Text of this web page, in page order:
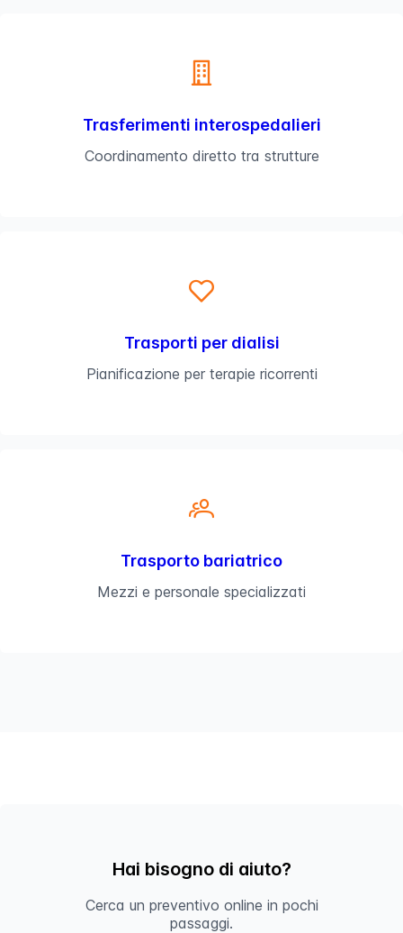
Trasferimenti interospedalieri
Coordinamento diretto tra strutture
Trasporti per dialisi
Pianificazione per terapie ricorrenti
Trasporto bariatrico
Mezzi e personale specializzati
Hai bisogno di aiuto?
Cerca un preventivo online in pochi
passaggi.